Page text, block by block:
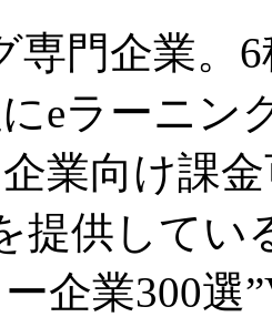
専門企業。
eラーニン
業向け課
提供して
企業300選